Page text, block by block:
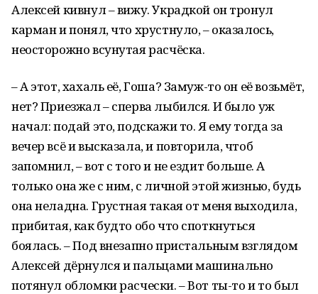
Алексей кивнул – вижу. Украдкой он тронул
карман и понял, что хрустнуло, – оказалось,
неосторожно всунутая расчёска.
– А этот, хахаль её, Гоша? Замуж-то он её возьмёт,
нет? Приезжал – сперва лыбился. И было уж
начал: подай это, подскажи то. Я ему тогда за
вечер всё и высказала, и повторила, чтоб
запомнил, – вот с того и не ездит больше. А
только она же с ним, с личной этой жизнью, будь
она неладна. Грустная такая от меня выходила,
прибитая, как будто обо что споткнуться
боялась. – Под внезапно пристальным взглядом
Алексей дёрнулся и пальцами машинально
потянул обломки расчески. – Вот ты-то и то был